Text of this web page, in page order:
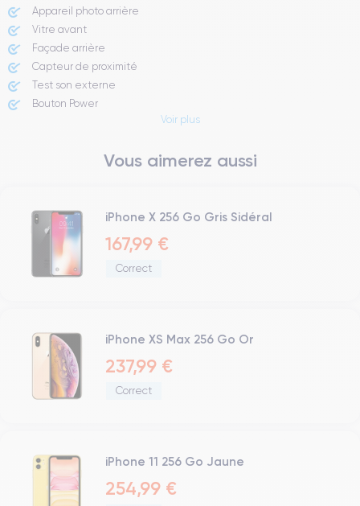
Appareil photo arrière ​
Vitre avant ​
Façade arrière
Capteur de proximité
Test son externe
Bouton Power
Boutons volume
Bouton Home
Bluetooth
Réseau
Voir plus
Vous aimerez aussi
iPhone X 256 Go Gris Sidéral
167,99 €
Correct
iPhone XS Max 256 Go Or
237,99 €
Correct
iPhone 11 256 Go Jaune
254,99 €